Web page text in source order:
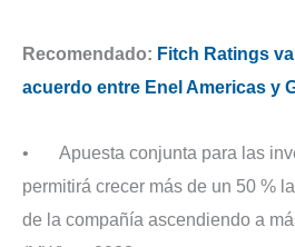
Recomendado: Fitch Ratings
acuerdo entre Enel Americas y
• Apuesta conjunta para las
permitirá crecer más de un 50 %
de la compañía ascendiendo a